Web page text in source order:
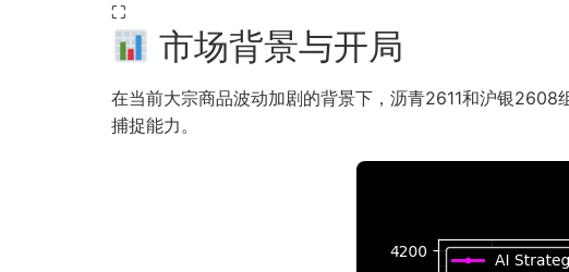
⛶
市场背景与开局
在当前大宗商品波动加剧的背景下，沥青2611和沪银
捕捉能力。